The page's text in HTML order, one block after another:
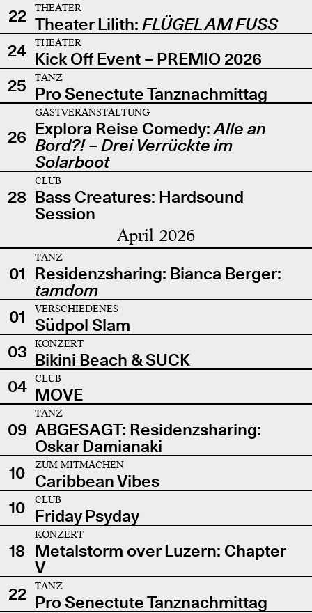
22
THEATER
Theater Lilith: FLÜGEL AM FUSS
24
THEATER
Kick Off Event – PREMIO 2026
25
TANZ
Pro Senectute Tanznachmittag
26
GASTVERANSTALTUNG
Explora Reise Comedy:Alle an
Bord?! – Drei Verrückte im
Solarboot
28
CLUB
Bass Creatures: Hardsound
Session
April 2026
01
TANZ
Residenzsharing: Bianca Berger:
tamdom
01
VERSCHIEDENES
Südpol Slam
03
KONZERT
Bikini Beach & SUCK
04
CLUB
MOVE
09
TANZ
ABGESAGT: Residenzsharing:
Oskar Damianaki
10
ZUM MITMACHEN
Caribbean Vibes
10
CLUB
Friday Psyday
18
KONZERT
Metalstorm over Luzern: Chapter
V
22
TANZ
Pro Senectute Tanznachmittag